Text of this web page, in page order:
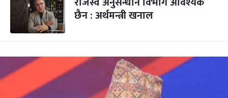
छैन : अर्थमन्त्री खनाल